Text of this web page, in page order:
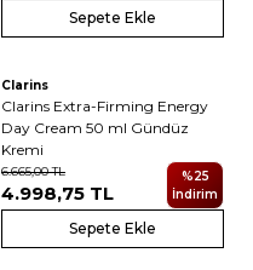
Sepete Ekle
Clarins
Clarins Extra-Firming Energy
Day Cream 50 ml Gündüz
Kremi
6.665,00TL
4.998,75 TL
%25
İndirim
Sepete Ekle